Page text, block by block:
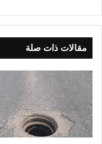
مقالات ذات صلة